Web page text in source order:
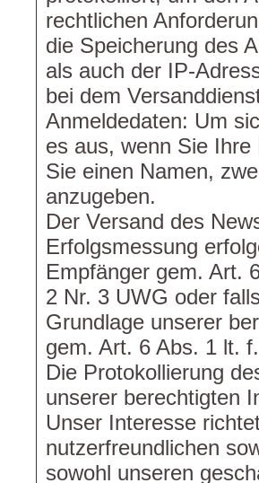
rechtlichen
die Speicherung des
als auch der IP-
bei dem
Anmeldedaten: Um
es aus, wenn Sie
Sie einen Namen,
anzugeben.
Der Versand des
Erfolgsmessung
Empfänger gem. Art.
2 Nr. 3 UWG oder
Grundlage unserer
gem. Art. 6 Abs. 1 lt.
Die Protokollierung
unserer berechtigten
Unser Interesse
nutzerfreundlichen
sowohl unseren